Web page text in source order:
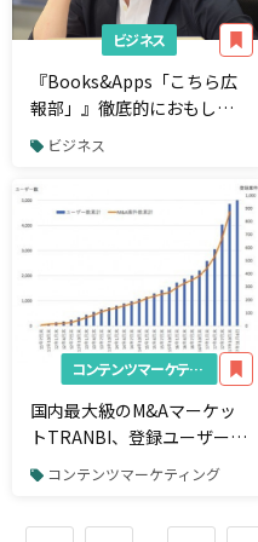
ビジネス
『Books&Apps「こちら広
報部」』徹底的におもしろ
く、徹底的に正直に。本質
ングサービス
ビジネス
コンテンツマーケティング
国内最大級のM&Aマーケッ
トTRANBI、登録ユーザー数
5,000社突破
コンテンツマーケティング